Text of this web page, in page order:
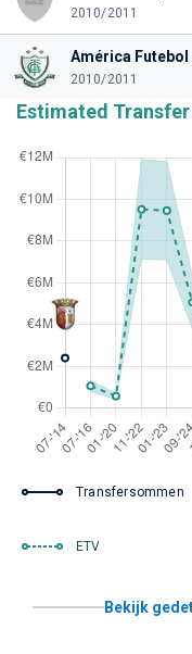
2010/2011
América Futebol
2010/2011
Estimated
Transfersommen
ETV
Bekijk